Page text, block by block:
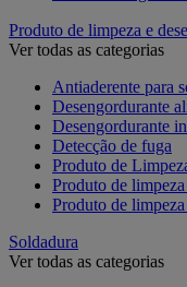
Produto de limpeza e
Ver todas as categorias
Antiaderente para
Desengordurante
Desengordurante
Detecção de fuga
Produto de
Produto de
Produto de
Soldadura
Ver todas as categorias